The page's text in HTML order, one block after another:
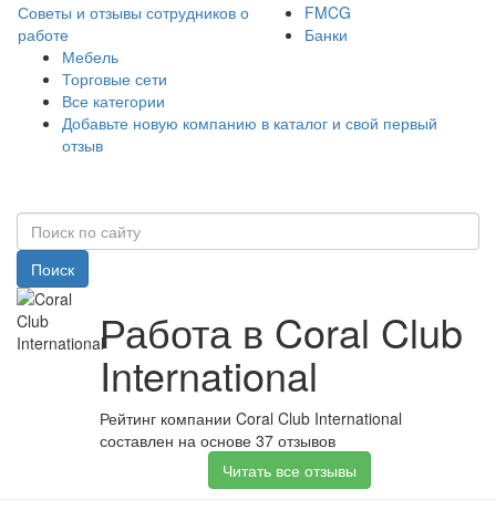
Советы и отзывы сотрудников о
работе
FMCG
Банки
Мебель
Торговые сети
Все категории
Добавьте новую компанию в каталог и свой первый
отзыв
Поиск
Работа в Coral Club
International
Рейтинг компании Coral Club International
составлен на основе 37 отзывов
Читать все отзывы